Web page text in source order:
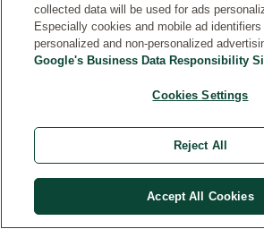
Si
prega
ingredienti
prima
collected data will be used for ads
Especially cookies and mobile ad
personalized and non-personalized
Google's Business Data Responsibility
Cookies Settings
Reject All
Accept All Cookies